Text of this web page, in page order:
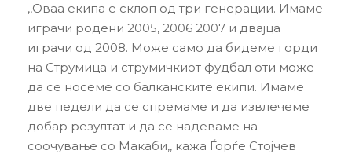
,,Оваа екипа е склоп од три генерации. Имаме
играчи родени 2005, 2006 2007 и двајца
играчи од 2008. Може само да бидеме горди
на Струмица и струмичкиот фудбал оти може
да се носеме со балканските екипи. Имаме
две недели да се спремаме и да извлечеме
добар резултат и да се надеваме на
соочување со Макаби,, кажа Ѓорѓе Стојчев